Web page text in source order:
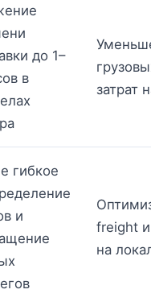
до 1–
в
затрат
гибкое
и
freight
на